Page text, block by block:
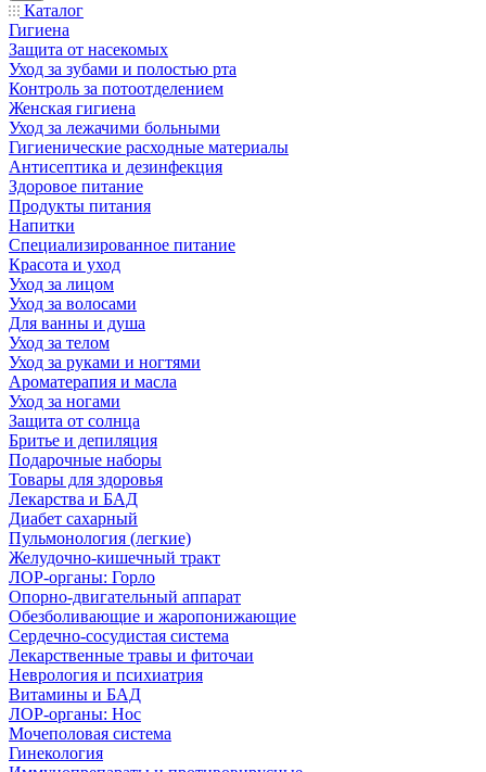
Каталог
Гигиена
Защита от насекомых
Уход за зубами и полостью рта
Контроль за потоотделением
Женская гигиена
Уход за лежачими больными
Гигиенические расходные материалы
Антисептика и дезинфекция
Здоровое питание
Продукты питания
Напитки
Специализированное питание
Красота и уход
Уход за лицом
Уход за волосами
Для ванны и душа
Уход за телом
Уход за руками и ногтями
Ароматерапия и масла
Уход за ногами
Защита от солнца
Бритье и депиляция
Подарочные наборы
Товары для здоровья
Лекарства и БАД
Диабет сахарный
Пульмонология (легкие)
Желудочно-кишечный тракт
ЛОР-органы: Горло
Опорно-двигательный аппарат
Обезболивающие и жаропонижающие
Сердечно-сосудистая система
Лекарственные травы и фиточаи
Неврология и психиатрия
Витамины и БАД
ЛОР-органы: Нос
Мочеполовая система
Гинекология